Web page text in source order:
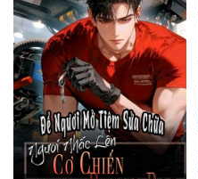
Quân Sự
Sảng Văn
Sắc
Sủng
Thanh Xuân